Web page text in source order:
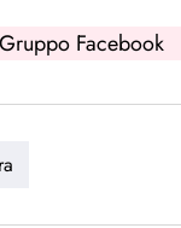
Facebook